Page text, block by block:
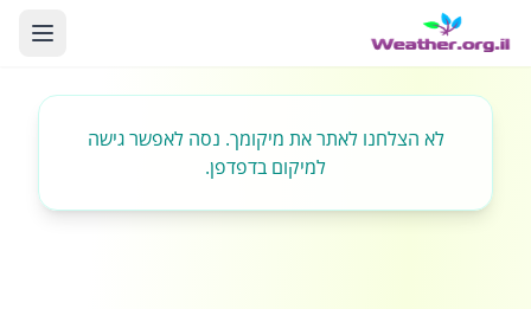
לא הצלחנו לאתר את מיקומך. נסה לאפשר גישה
למיקום בדפדפן.